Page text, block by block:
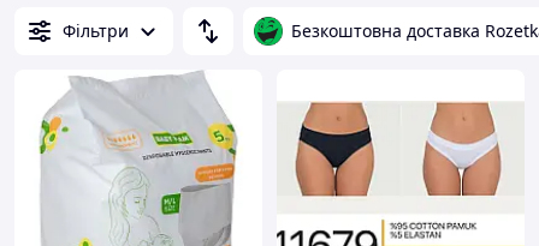
Фільтри Безкоштовна доставка